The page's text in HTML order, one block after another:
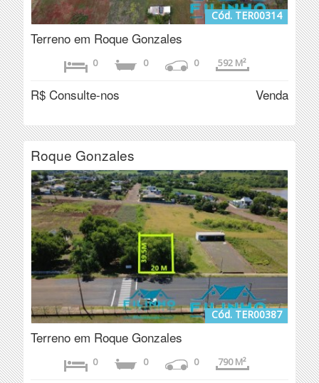
Cód. TER00314
Terreno em Roque Gonzales
0 0 0 592 M²
R$ Consulte-nos Venda
Roque Gonzales
Cód. TER00387
Terreno em Roque Gonzales
0 0 0 790 M²